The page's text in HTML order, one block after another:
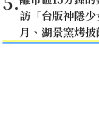
訪「台版神隱
月、湖景窯烤